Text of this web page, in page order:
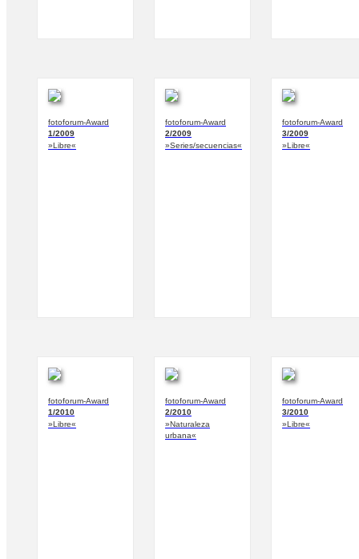
fotoforum-Award
1/2009
»Libre«
fotoforum-Award
2/2009
»Series/secuencias«
fotoforum-Award
3/2009
»Libre«
fotoforum-Award
1/2010
»Libre«
fotoforum-Award
2/2010
»Naturaleza
urbana«
fotoforum-Award
3/2010
»Libre«